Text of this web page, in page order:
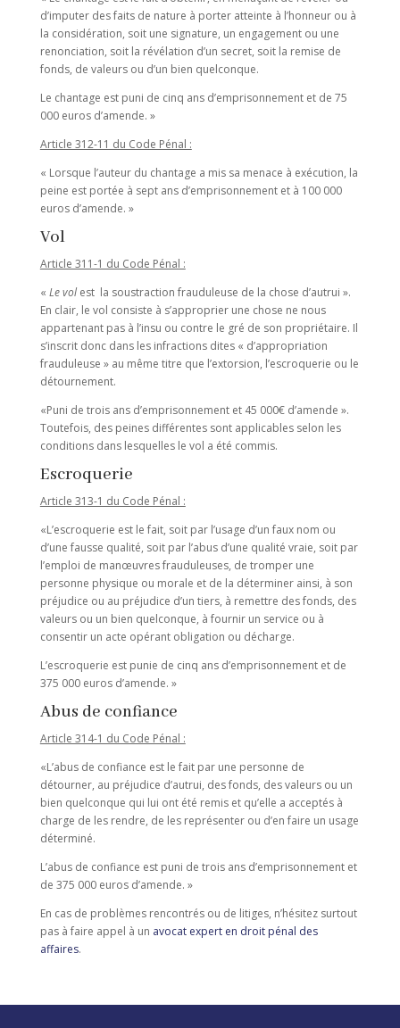
d’imputer des faits de nature à porter atteinte à l’honneur ou à
la considération, soit une signature, un engagement ou une
renonciation, soit la révélation d’un secret, soit la remise de
fonds, de valeurs ou d’un bien quelconque.
Le chantage est puni de cinq ans d’emprisonnement et de 75
000 euros d’amende. »
Article 312-11 du Code Pénal :
« Lorsque l’auteur du chantage a mis sa menace à exécution, la
peine est portée à sept ans d’emprisonnement et à 100 000
euros d’amende. »
Vol
Article 311-1 du Code Pénal :
« Le vol est la soustraction frauduleuse de la chose d’autrui ».
En clair, le vol consiste à s’approprier une chose ne nous
appartenant pas à l’insu ou contre le gré de son propriétaire. Il
s’inscrit donc dans les infractions dites « d’appropriation
frauduleuse » au même titre que l’extorsion, l’escroquerie ou le
détournement.
«Puni de trois ans d’emprisonnement et 45 000€ d’amende ».
Toutefois, des peines différentes sont applicables selon les
conditions dans lesquelles le vol a été commis.
Escroquerie
Article 313-1 du Code Pénal :
«L’escroquerie est le fait, soit par l’usage d’un faux nom ou
d’une fausse qualité, soit par l’abus d’une qualité vraie, soit par
l’emploi de manœuvres frauduleuses, de tromper une
personne physique ou morale et de la déterminer ainsi, à son
préjudice ou au préjudice d’un tiers, à remettre des fonds, des
valeurs ou un bien quelconque, à fournir un service ou à
consentir un acte opérant obligation ou décharge.
L’escroquerie est punie de cinq ans d’emprisonnement et de
375 000 euros d’amende. »
Abus de confiance
Article 314-1 du Code Pénal :
«L’abus de confiance est le fait par une personne de
détourner, au préjudice d’autrui, des fonds, des valeurs ou un
bien quelconque qui lui ont été remis et qu’elle a acceptés à
charge de les rendre, de les représenter ou d’en faire un usage
déterminé.
L’abus de confiance est puni de trois ans d’emprisonnement et
de 375 000 euros d’amende. »
En cas de problèmes rencontrés ou de litiges, n’hésitez surtout
pas à faire appel à un avocat expert en droit pénal des
affaires.